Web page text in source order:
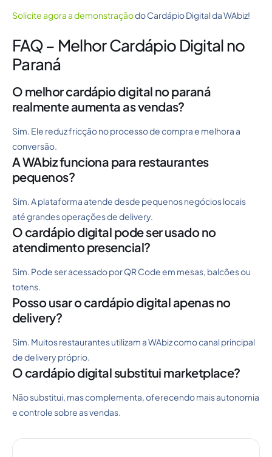
Solicite agora a demonstraçãodo Cardápio Digital da WAbiz!
FAQ – Melhor Cardápio Digital no
Paraná
O melhor cardápio digital no paraná
realmente aumenta as vendas?
Sim. Ele reduz fricção no processo de compra e melhora a
conversão.
A WAbiz funciona para restaurantes
pequenos?
Sim. A plataforma atende desde pequenos negócios locais
até grandes operações de delivery.
O cardápio digital pode ser usado no
atendimento presencial?
Sim. Pode ser acessado por QR Code em mesas, balcões ou
totens.
Posso usar o cardápio digital apenas no
delivery?
Sim. Muitos restaurantes utilizam a WAbiz como canal principal
de delivery próprio.
O cardápio digital substitui marketplace?
Não substitui, mas complementa, oferecendo mais autonomia
e controle sobre as vendas.